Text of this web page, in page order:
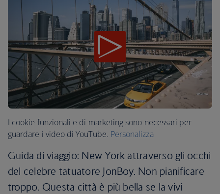
I cookie funzionali e di marketing sono necessari per
guardare i video di YouTube. Personalizza
Guida di viaggio: New York attraverso gli occhi
del celebre tatuatore JonBoy. Non pianificare
troppo. Questa città è più bella se la vivi